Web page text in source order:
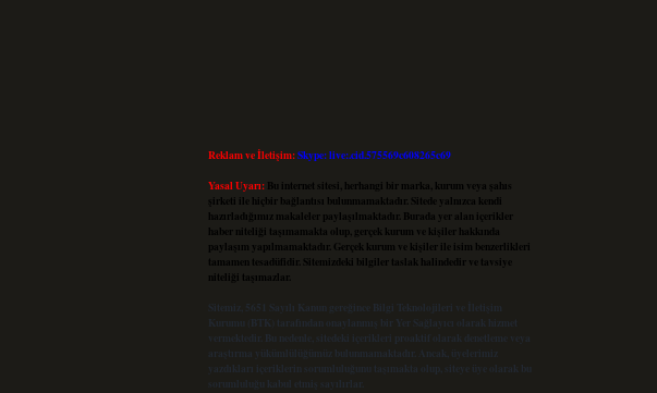
Reklam ve İletişim:Skype: live:.cid.575569c608265c69
Yasal Uyarı: Bu internet sitesi, herhangi bir marka, kurum veya şahıs
şirketi ile hiçbir bağlantısı bulunmamaktadır. Sitede yalnızca kendi
hazırladığımız makaleler paylaşılmaktadır. Burada yer alan içerikler
haber niteliği taşımamakta olup, gerçek kurum ve kişiler hakkında
paylaşım yapılmamaktadır. Gerçek kurum ve kişiler ile isim benzerlikleri
tamamen tesadüfidir. Sitemizdeki bilgiler taslak halindedir ve tavsiye
niteliği taşımazlar.
Sitemiz, 5651 Sayılı Kanun gereğince Bilgi Teknolojileri ve İletişim
Kurumu (BTK) tarafından onaylanmış bir Yer Sağlayıcı olarak hizmet
vermektedir. Bu nedenle, sitedeki içerikleri proaktif olarak denetleme veya
araştırma yükümlülüğümüz bulunmamaktadır. Ancak, üyelerimiz
yazdıkları içeriklerin sorumluluğunu taşımakta olup, siteye üye olarak bu
sorumluluğu kabul etmiş sayılırlar.